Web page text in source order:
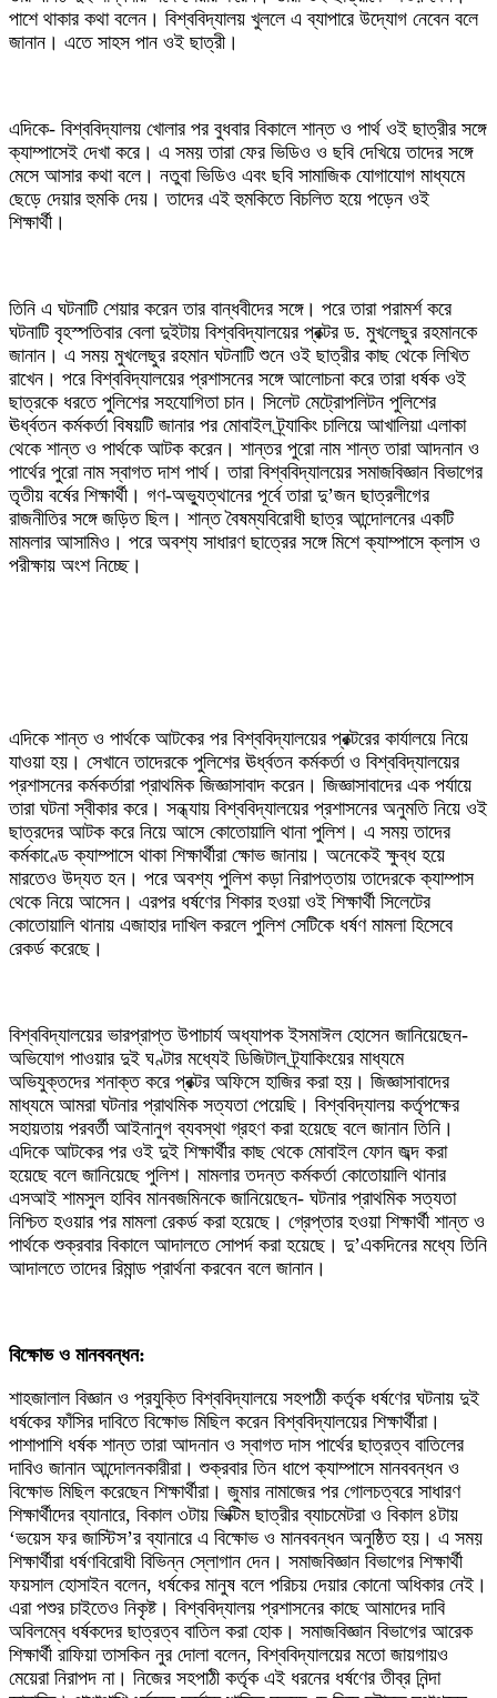
পাশে থাকার কথা বলেন। বিশ্ববিদ্যালয় খুললে এ ব্যাপারে উদ্যোগ নেবেন বলে
জানান। এতে সাহস পান ওই ছাত্রী।
‎এদিকে- বিশ্ববিদ্যালয় খোলার পর বুধবার বিকালে শান্ত ও পার্থ ওই ছাত্রীর সঙ্গে
ক্যাম্পাসেই দেখা করে। এ সময় তারা ফের ভিডিও ও ছবি দেখিয়ে তাদের সঙ্গে
মেসে আসার কথা বলে। নতুবা ভিডিও এবং ছবি সামাজিক যোগাযোগ মাধ্যমে
ছেড়ে দেয়ার হুমকি দেয়। তাদের এই হুমকিতে বিচলিত হয়ে পড়েন ওই
শিক্ষার্থী।
‎তিনি এ ঘটনাটি শেয়ার করেন তার বান্ধবীদের সঙ্গে। পরে তারা পরামর্শ করে
ঘটনাটি বৃহস্পতিবার বেলা দুইটায় বিশ্ববিদ্যালয়ের প্রক্টর ড. মুখলেছুর রহমানকে
জানান। এ সময় মুখলেছুর রহমান ঘটনাটি শুনে ওই ছাত্রীর কাছ থেকে লিখিত
রাখেন। পরে বিশ্ববিদ্যালয়ের প্রশাসনের সঙ্গে আলোচনা করে তারা ধর্ষক ওই
ছাত্রকে ধরতে পুলিশের সহযোগিতা চান। সিলেট মেট্রোপলিটন পুলিশের
ঊর্ধ্বতন কর্মকর্তা বিষয়টি জানার পর মোবাইল ট্র্যাকিং চালিয়ে আখালিয়া এলাকা
থেকে শান্ত ও পার্থকে আটক করেন। শান্তর পুরো নাম শান্ত তারা আদনান ও
পার্থের পুরো নাম স্বাগত দাশ পার্থ। তারা বিশ্ববিদ্যালয়ের সমাজবিজ্ঞান বিভাগের
তৃতীয় বর্ষের শিক্ষার্থী। গণ-অভ্যুত্থানের পূর্বে তারা দু’জন ছাত্রলীগের
রাজনীতির সঙ্গে জড়িত ছিল। শান্ত বৈষম্যবিরোধী ছাত্র আন্দোলনের একটি
মামলার আসামিও। পরে অবশ্য সাধারণ ছাত্রের সঙ্গে মিশে ক্যাম্পাসে ক্লাস ও
পরীক্ষায় অংশ নিচ্ছে।
‎এদিকে শান্ত ও পার্থকে আটকের পর বিশ্ববিদ্যালয়ের প্রক্টরের কার্যালয়ে নিয়ে
যাওয়া হয়। সেখানে তাদেরকে পুলিশের ঊর্ধ্বতন কর্মকর্তা ও বিশ্ববিদ্যালয়ের
প্রশাসনের কর্মকর্তারা প্রাথমিক জিজ্ঞাসাবাদ করেন। জিজ্ঞাসাবাদের এক পর্যায়ে
তারা ঘটনা স্বীকার করে। সন্ধ্যায় বিশ্ববিদ্যালয়ের প্রশাসনের অনুমতি নিয়ে ওই
ছাত্রদের আটক করে নিয়ে আসে কোতোয়ালি থানা পুলিশ। এ সময় তাদের
কর্মকাণ্ডে ক্যাম্পাসে থাকা শিক্ষার্থীরা ক্ষোভ জানায়। অনেকেই ক্ষুব্ধ হয়ে
মারতেও উদ্যত হন। পরে অবশ্য পুলিশ কড়া নিরাপত্তায় তাদেরকে ক্যাম্পাস
থেকে নিয়ে আসেন। এরপর ধর্ষণের শিকার হওয়া ওই শিক্ষার্থী সিলেটের
কোতোয়ালি থানায় এজাহার দাখিল করলে পুলিশ সেটিকে ধর্ষণ মামলা হিসেবে
রেকর্ড করেছে।
‎বিশ্ববিদ্যালয়ের ভারপ্রাপ্ত উপাচার্য অধ্যাপক ইসমাঈল হোসেন জানিয়েছেন-
অভিযোগ পাওয়ার দুই ঘণ্টার মধ্যেই ডিজিটাল ট্র্যাকিংয়ের মাধ্যমে
অভিযুক্তদের শনাক্ত করে প্রক্টর অফিসে হাজির করা হয়। জিজ্ঞাসাবাদের
মাধ্যমে আমরা ঘটনার প্রাথমিক সত্যতা পেয়েছি। বিশ্ববিদ্যালয় কর্তৃপক্ষের
সহায়তায় পরবর্তী আইনানুগ ব্যবস্থা গ্রহণ করা হয়েছে বলে জানান তিনি।
এদিকে আটকের পর ওই দুই শিক্ষার্থীর কাছ থেকে মোবাইল ফোন জব্দ করা
হয়েছে বলে জানিয়েছে পুলিশ। মামলার তদন্ত কর্মকর্তা কোতোয়ালি থানার
এসআই শামসুল হাবিব মানবজমিনকে জানিয়েছেন- ঘটনার প্রাথমিক সত্যতা
নিশ্চিত হওয়ার পর মামলা রেকর্ড করা হয়েছে। গ্রেপ্তার হওয়া শিক্ষার্থী শান্ত ও
পার্থকে শুক্রবার বিকালে আদালতে সোপর্দ করা হয়েছে। দু’একদিনের মধ্যে তিনি
আদালতে তাদের রিমান্ড প্রার্থনা করবেন বলে জানান।
‎বিক্ষোভ ও মানববন্ধন:
‎শাহজালাল বিজ্ঞান ও প্রযুক্তি বিশ্ববিদ্যালয়ে সহপাঠী কর্তৃক ধর্ষণের ঘটনায় দুই
ধর্ষকের ফাঁসির দাবিতে বিক্ষোভ মিছিল করেন বিশ্ববিদ্যালয়ের শিক্ষার্থীরা।
পাশাপাশি ধর্ষক শান্ত তারা আদনান ও স্বাগত দাস পার্থের ছাত্রত্ব বাতিলের
দাবিও জানান আন্দোলনকারীরা। শুক্রবার তিন ধাপে ক্যাম্পাসে মানববন্ধন ও
বিক্ষোভ মিছিল করেছেন শিক্ষার্থীরা। জুমার নামাজের পর গোলচত্বরে সাধারণ
শিক্ষার্থীদের ব্যানারে, বিকাল ৩টায় ভিক্টিম ছাত্রীর ব্যাচমেটরা ও বিকাল ৪টায়
‘ভয়েস ফর জাস্টিস’র ব্যানারে এ বিক্ষোভ ও মানববন্ধন অনুষ্ঠিত হয়। এ সময়
শিক্ষার্থীরা ধর্ষণবিরোধী বিভিন্ন স্লোগান দেন। সমাজবিজ্ঞান বিভাগের শিক্ষার্থী
ফয়সাল হোসাইন বলেন, ধর্ষকের মানুষ বলে পরিচয় দেয়ার কোনো অধিকার নেই।
এরা পশুর চাইতেও নিকৃষ্ট। বিশ্ববিদ্যালয় প্রশাসনের কাছে আমাদের দাবি
অবিলম্বে ধর্ষকদের ছাত্রত্ব বাতিল করা হোক। সমাজবিজ্ঞান বিভাগের আরেক
শিক্ষার্থী রাফিয়া তাসকিন নুর দোলা বলেন, বিশ্ববিদ্যালয়ের মতো জায়গায়ও
মেয়েরা নিরাপদ না। নিজের সহপাঠী কর্তৃক এই ধরনের ধর্ষণের তীব্র নিন্দা